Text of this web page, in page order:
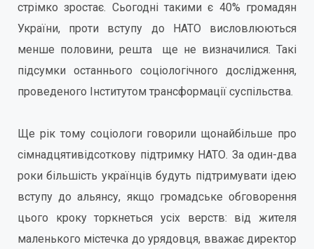
стрімко зростає. Сьогодні такими є 40% громадян
України, проти вступу до НАТО висловлюються
менше половини, решта ще не визначилися. Такі
підсумки останнього соціологічного дослідження,
проведеного Інститутом трансформації суспільства.
Ще рік тому соціологи говорили щонайбільше про
сімнадцятивідсоткову підтримку НАТО. За один-два
роки більшість українців будуть підтримувати ідею
вступу до альянсу, якщо громадське обговорення
цього кроку торкнеться усіх верств: від жителя
маленького містечка до урядовця, вважає директор